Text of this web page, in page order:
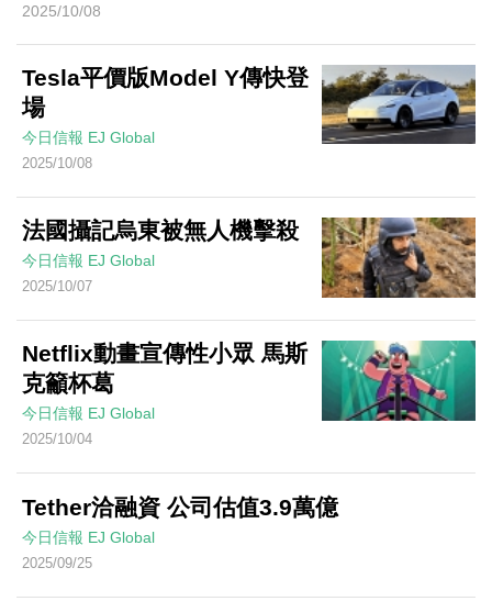
2025/10/08
Tesla平價版Model Y傳快登
場
今日信報 EJ Global
2025/10/08
法國攝記烏東被無人機擊殺
今日信報 EJ Global
2025/10/07
Netflix動畫宣傳性小眾 馬斯
克籲杯葛
今日信報 EJ Global
2025/10/04
Tether洽融資 公司估值3.9萬億
今日信報 EJ Global
2025/09/25